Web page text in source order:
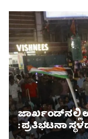
ಜಾರ್ಖಂಡ್‌ನಲ್ಲಿ
: ಪ್ರತಿಭಟನಾ